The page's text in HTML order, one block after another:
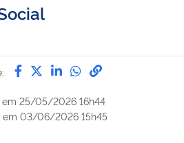
Compartilhe por Facebook
Compartilhe por Twitter
Compartilhe por
Compartilhe
link para
25/05/2026 16h44
em 03/06/2026 15h45